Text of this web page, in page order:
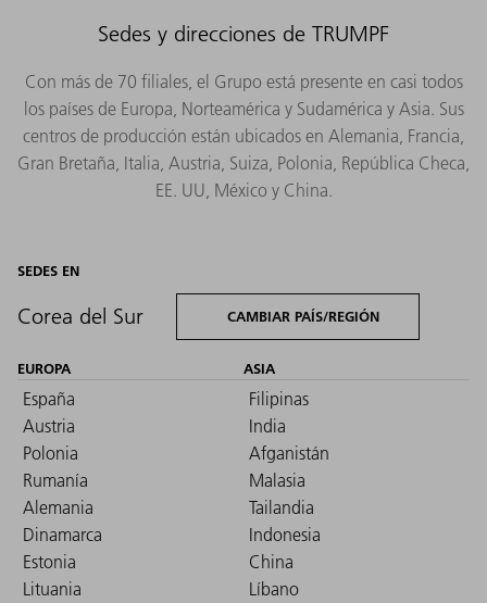
Sedes y direcciones de TRUMPF
Con más de 70 filiales, el Grupo está presente en casi todos
los países de Europa, Norteamérica y Sudamérica y Asia. Sus
centros de producción están ubicados en Alemania, Francia,
Gran Bretaña, Italia, Austria, Suiza, Polonia, República Checa,
EE. UU, México y China.
SEDES EN
Corea del Sur CAMBIAR PAÍS/REGIÓN
EUROPA
España
Austria
Polonia
Rumanía
Alemania
Dinamarca
Estonia
Lituania
ASIA
Filipinas
India
Afganistán
Malasia
Tailandia
Indonesia
China
Líbano